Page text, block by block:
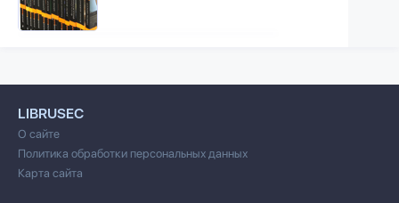
LIBRUSEC
О сайте
Политика обработки персональных данных
Карта сайта